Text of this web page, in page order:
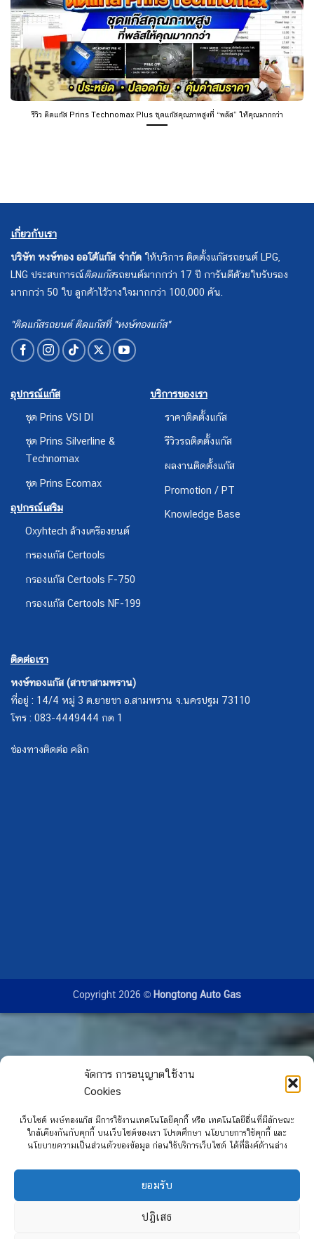
จัดการ การอนุญาตใช้งาน
Cookies
เว็บไซต์ หงษ์ทองแก๊ส มีการใช้งานเทคโนโลยีคุกกี้ หรือ เทคโนโลยีอื่นที่มีลักษณะ
ใกล้เคียงกันกับคุกกี้ บนเว็บไซต์ของเรา โปรดศึกษา นโยบายการใช้คุกกี้ และ
นโยบายความเป็นส่วนตัวของข้อมูล ก่อนใช้บริการเว็บไซต์ ได้ที่ลิงค์ด้านล่าง
ยอมรับ
ปฏิเสธ
รีวิว ติดแก๊ส Prins Technomax Plus ชุดแก๊สคุณภาพสูงที่ “พลัส” ให้คุณมากกว่า
เกี่ยวกับเรา
บริษัท หงษ์ทอง ออโต้แก๊ส จำกัด ให้บริการ ติดตั้งแก๊สรถยนต์ LPG,
LNG ประสบการณ์ติดแก๊สรถยนต์มากกว่า 17 ปี การันตีด้วยใบรับรอง
มากกว่า 50 ใบ ลูกค้าไว้วางใจมากกว่า 100,000 คัน.
"ติดแก๊สรถยนต์ ติดแก๊สที่ "หงษ์ทองแก๊ส"
อุปกรณ์แก๊ส
ชุด Prins VSI DI
ชุด Prins Silverline &
Technomax
ชุด Prins Ecomax
อุปกรณ์เสริม
Oxyhtech ล้างเครืองยนต์
กรองแก๊ส Certools
กรองแก๊ส Certools F-750
กรองแก๊ส Certools NF-199
บริการของเรา
ราคาติดตั้งแก๊ส
รีวิวรถติดตั้งแก๊ส
ผลงานติดตั้งแก๊ส
Promotion / PT
Knowledge Base
ติดต่อเรา
หงษ์ทองแก๊ส (สาขาสามพราน)
ที่อยู่ : 14/4 หมู่ 3 ต.ยายชา อ.สามพราน จ.นครปฐม 73110
โทร : 083-4449444 กด 1
ช่องทางติดต่อ คลิก
Copyright 2026 © Hongtong Auto Gas